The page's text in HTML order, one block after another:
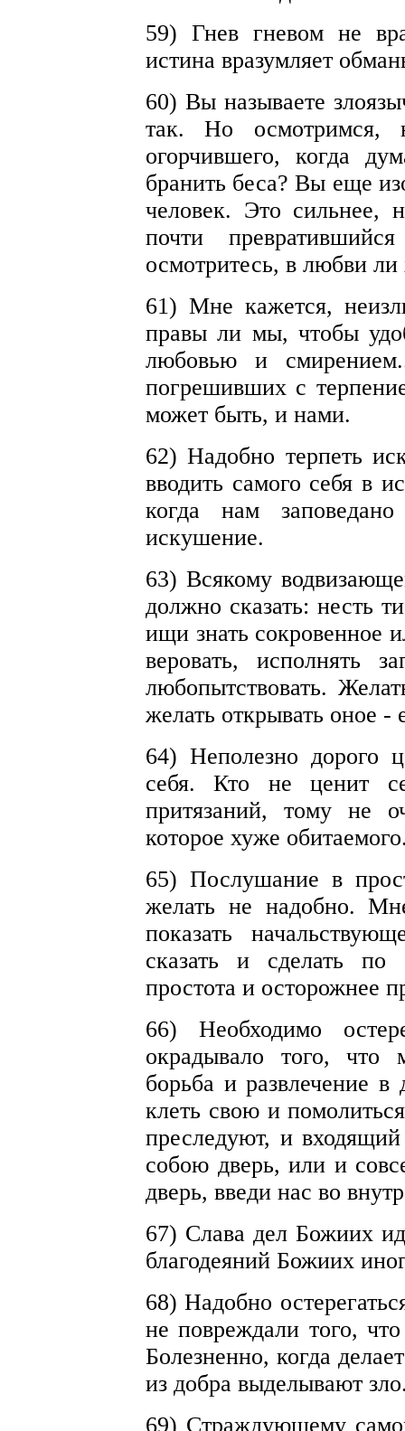
59) Гнев гневом не
истина вразумляет
60) Вы называете
так. Но осмотримся,
огорчившего, когда
бранить беса? Вы еще
человек. Это сильнее,
почти
осмотритесь, в любви
61) Мне кажется,
правы ли мы, чтобы
любовью и
погрешивших с
может быть, и нами.
62) Надобно терпеть
вводить самого себя в
когда нам
искушение.
63) Всякому
должно сказать: несть
ищи знать сокровенное
веровать, исполнять
любопытствовать.
желать открывать оное -
64) Неполезно дорого
себя. Кто не ценит
притязаний, тому не
которое хуже
65) Послушание в
желать не надобно.
показать
сказать и сделать
простота и осторожнее
66) Необходимо
окрадывало того, что
борьба и развлечение
клеть свою и
преследуют, и входящий
собою дверь, или и
дверь, введи нас во
67) Слава дел Божиих
благодеяний Божиих
68) Надобно
не повреждали того,
Болезненно, когда
из добра выделывают
69) Страждующему